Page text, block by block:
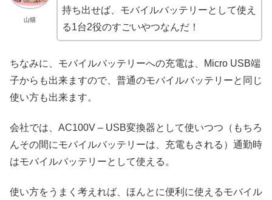
山猫
持ち出せば、モバイルバッテリーとして使え
る1台2役のすごいやつなんだ！
ちなみに、モバイルバッテリーへの充電は、Micro USB端
子からも出来ますので、普通のモバイルバッテリーと同じ
使い方も出来ます。
会社では、AC100V – USB変換器として使いつつ（もちろ
んその間にモバイルバッテリーは、充電もされる）通勤時
はモバイルバッテリーとして使える。
使い方をうまく考えれば、ほんとに便利に使えるモバイル